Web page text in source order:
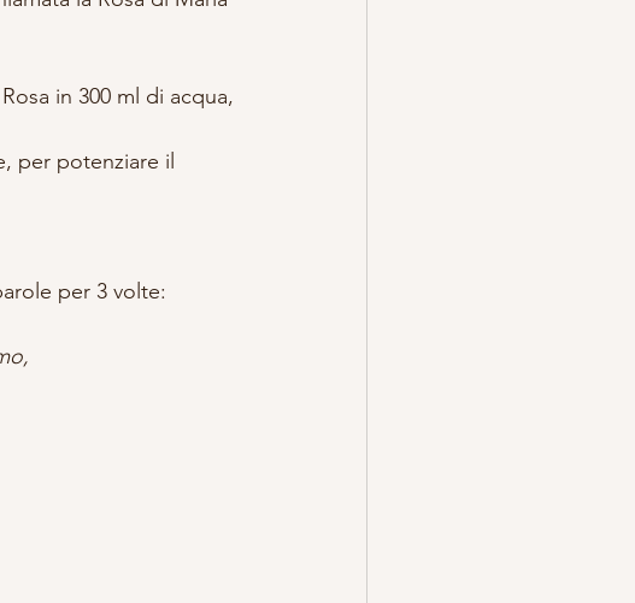
in 300 ml di acqua,
per potenziare il
per 3 volte: